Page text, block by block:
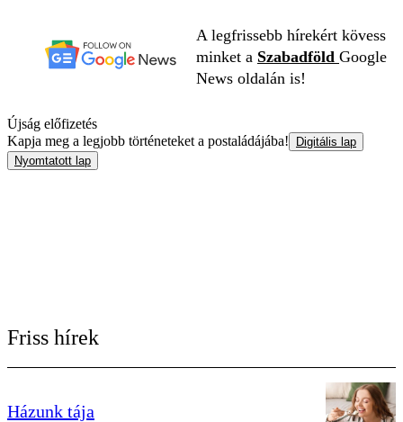
A legfrissebb hírekért kövess
minket a Szabadföld Google
News oldalán is!
Újság előfizetés
Kapja meg a legjobb történeteket a postaládájába!
Digitális lap
Nyomtatott lap
Friss hírek
Házunk tája